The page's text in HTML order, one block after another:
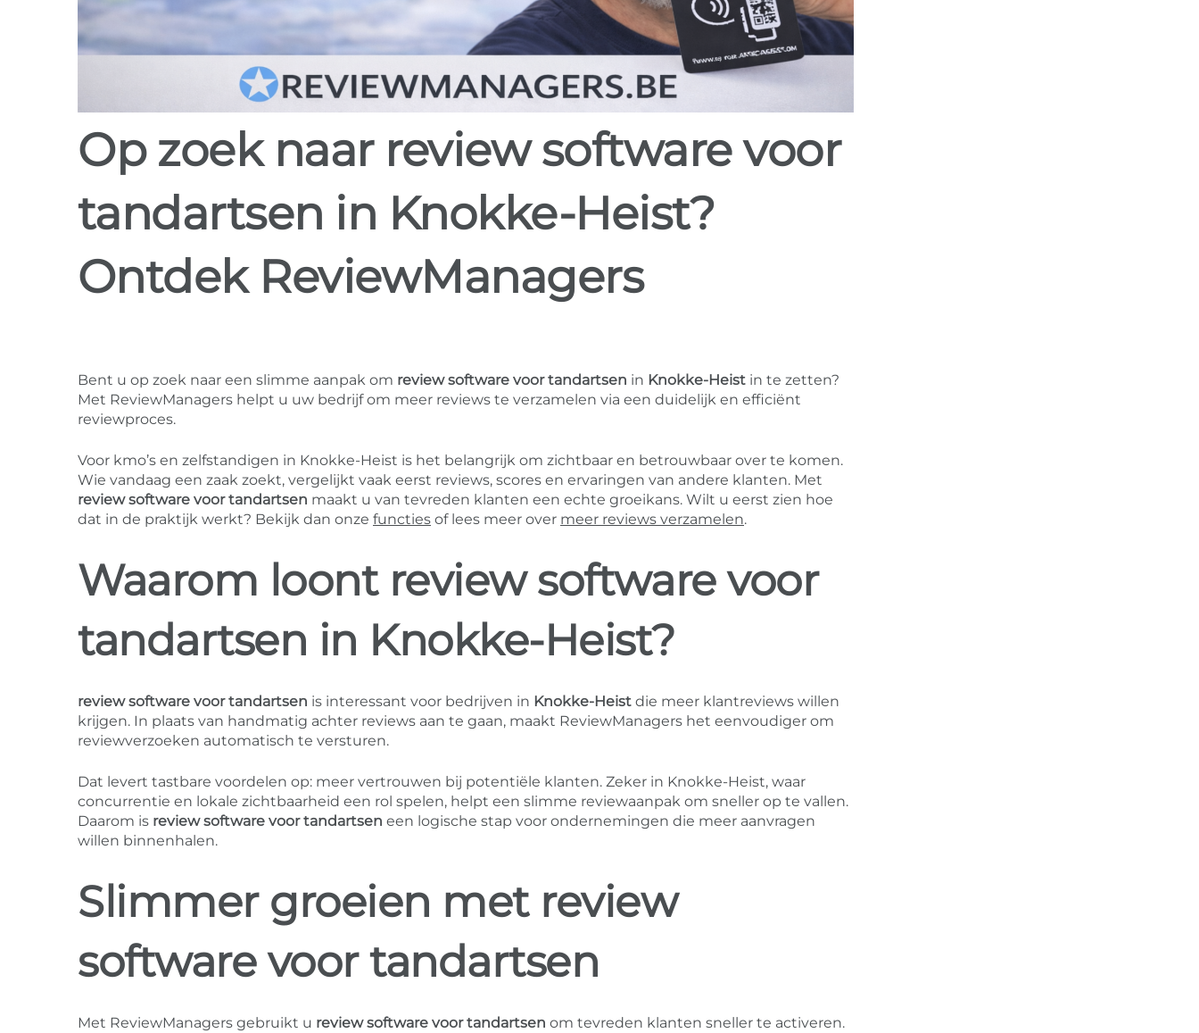
Op zoek naar review software voor
tandartsen in Knokke-Heist?
Ontdek ReviewManagers
Bent u op zoek naar een slimme aanpak om review software voor tandartsen in Knokke-Heist in te zetten?
Met ReviewManagers helpt u uw bedrijf om meer reviews te verzamelen via een duidelijk en efficiënt
reviewproces.
Voor kmo’s en zelfstandigen in Knokke-Heist is het belangrijk om zichtbaar en betrouwbaar over te komen.
Wie vandaag een zaak zoekt, vergelijkt vaak eerst reviews, scores en ervaringen van andere klanten. Met
review software voor tandartsen maakt u van tevreden klanten een echte groeikans. Wilt u eerst zien hoe
dat in de praktijk werkt? Bekijk dan onze functies of lees meer over meer reviews verzamelen.
Waarom loont review software voor
tandartsen in Knokke-Heist?
review software voor tandartsen is interessant voor bedrijven in Knokke-Heist die meer klantreviews willen
krijgen. In plaats van handmatig achter reviews aan te gaan, maakt ReviewManagers het eenvoudiger om
reviewverzoeken automatisch te versturen.
Dat levert tastbare voordelen op: meer vertrouwen bij potentiële klanten. Zeker in Knokke-Heist, waar
concurrentie en lokale zichtbaarheid een rol spelen, helpt een slimme reviewaanpak om sneller op te vallen.
Daarom is review software voor tandartsen een logische stap voor ondernemingen die meer aanvragen
willen binnenhalen.
Slimmer groeien met review
software voor tandartsen
Met ReviewManagers gebruikt u review software voor tandartsen om tevreden klanten sneller te activeren.